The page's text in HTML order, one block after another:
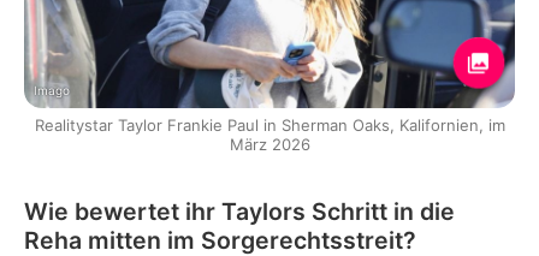
Imago
Realitystar Taylor Frankie Paul in Sherman Oaks, Kalifornien, im
März 2026
Wie bewertet ihr Taylors Schritt in die
Reha mitten im Sorgerechtsstreit?